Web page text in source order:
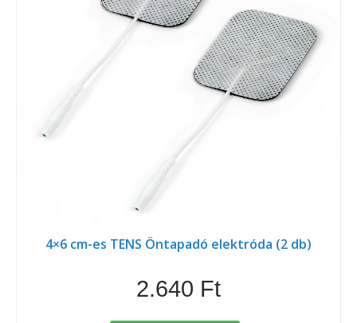
4×6 cm-es TENS Öntapadó elektróda (2 db)
2.640 Ft